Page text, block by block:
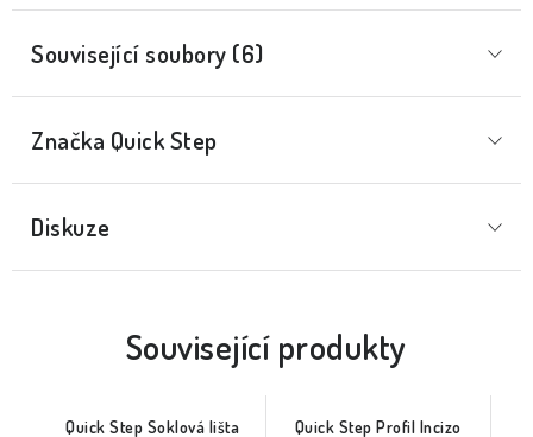
Související soubory (6)
Značka Quick Step
Diskuze
Související produkty
Quick Step Soklová lišta Quick Step Profil Incizo